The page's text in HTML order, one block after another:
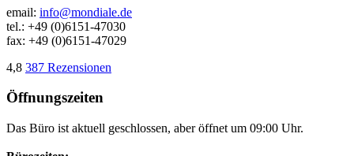
email: info@mondiale.de
tel.: +49 (0)6151-47030
fax: +49 (0)6151-47029
4,8 387 Rezensionen
Öffnungszeiten
Das Büro ist aktuell geschlossen, aber öffnet um 09:00 Uhr.